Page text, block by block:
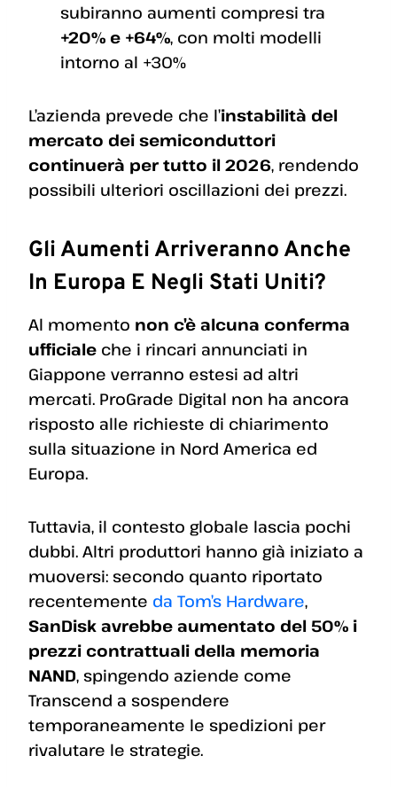
subiranno aumenti compresi tra
+20% e +64%, con molti modelli
intorno al +30%
L’azienda prevede che l’instabilità del
mercato dei semiconduttori
continuerà per tutto il 2026, rendendo
possibili ulteriori oscillazioni dei prezzi.
Gli Aumenti Arriveranno Anche
In Europa E Negli Stati Uniti?
Al momento non c’è alcuna conferma
ufficiale che i rincari annunciati in
Giappone verranno estesi ad altri
mercati. ProGrade Digital non ha ancora
risposto alle richieste di chiarimento
sulla situazione in Nord America ed
Europa.
Tuttavia, il contesto globale lascia pochi
dubbi. Altri produttori hanno già iniziato a
muoversi: secondo quanto riportato
recentemente da Tom’s Hardware,
SanDisk avrebbe aumentato del 50% i
prezzi contrattuali della memoria
NAND, spingendo aziende come
Transcend a sospendere
temporaneamente le spedizioni per
rivalutare le strategie.